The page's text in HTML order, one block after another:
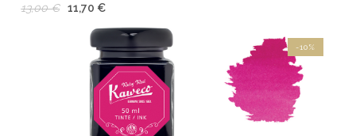
13,00 € 11,70 €
-10%